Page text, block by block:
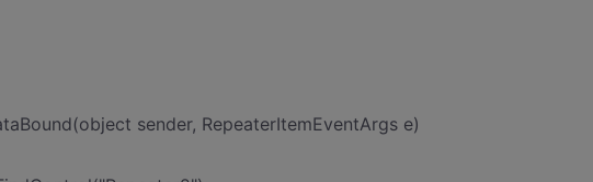
sender, RepeaterItemEventArgs e)